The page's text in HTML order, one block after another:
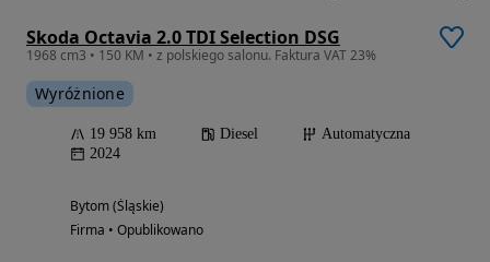
Skoda Octavia 2.0 TDI Selection DSG
1968 cm3 • 150 KM • z polskiego salonu. Faktura VAT 23%
Wyróżnione
19 958 km Diesel
Automatyczna
2024
Bytom (Śląskie)
Firma • Opublikowano